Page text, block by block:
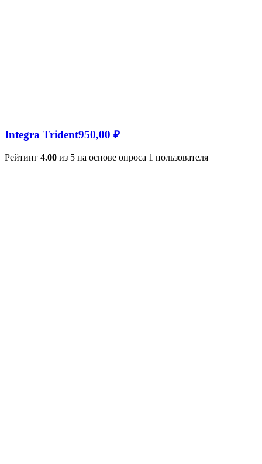
Integra Trident950,00 ₽
Рейтинг 4.00 из 5 на основе опроса 1 пользователя